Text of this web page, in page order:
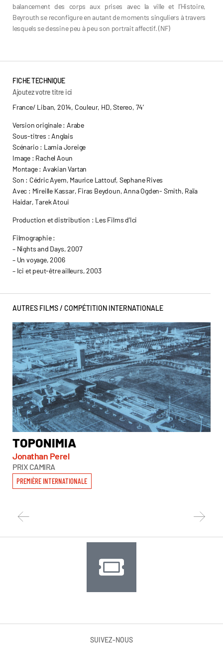
balancement des corps aux prises avec la ville et l’Histoire,
Beyrouth se reconfigure en autant de moments singuliers à travers
lesquels se dessine peu à peu son portrait affectif. (NF)
FICHE TECHNIQUE
Ajoutez votre titre ici
France/ Liban, 2014, Couleur, HD, Stereo, 74’
Version originale : Arabe
Sous-titres : Anglais
Scénario : Lamia Joreige
Image : Rachel Aoun
Montage : Avakian Vartan
Son : Cédric Ayem, Maurice Lattouf, Sephane Rives
Avec : Mireille Kassar, Firas Beydoun, Anna Ogden- Smith, Raïa
Haidar, Tarek Atoui
Production et distribution : Les Films d’Ici
Filmographie :
– Nights and Days, 2007
– Un voyage, 2006
– Ici et peut-être ailleurs, 2003
AUTRES FILMS / COMPÉTITION INTERNATIONALE
TOPONIMIA
Jonathan Perel
PRIX CAMIRA
PREMIÈRE INTERNATIONALE
SUIVEZ-NOUS